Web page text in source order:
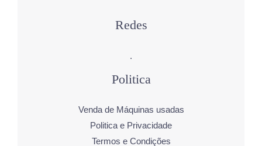
Redes
.
Politica
Venda de Máquinas usadas
Politica e Privacidade
Termos e Condições